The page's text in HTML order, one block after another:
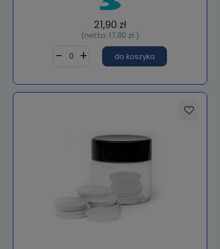
21,90 zł
(netto: 17,80 zł)
do koszyka